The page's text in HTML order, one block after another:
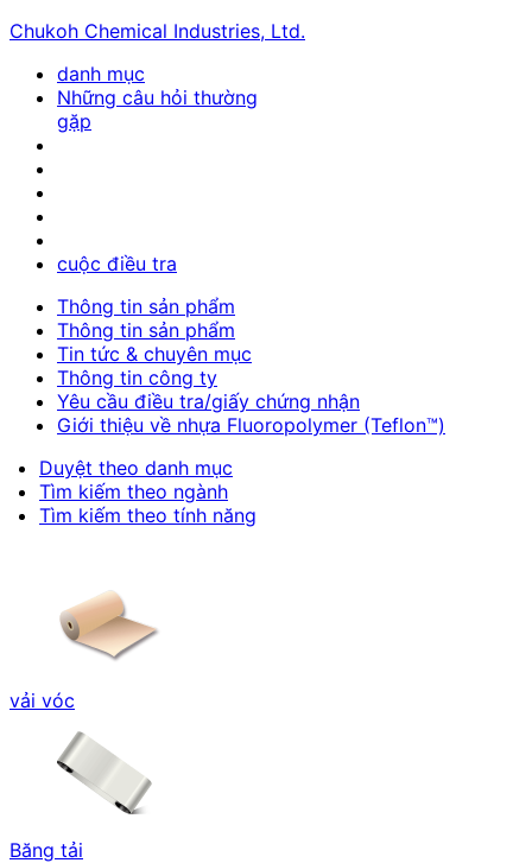
Chukoh Chemical Industries, Ltd.
danh mục
Những câu hỏi thường
gặp
cuộc điều tra
Thông tin sản phẩm
Thông tin sản phẩm
Tin tức & chuyên mục
Thông tin công ty
Yêu cầu điều tra/giấy chứng nhận
Giới thiệu về nhựa Fluoropolymer (Teflon™)
Duyệt theo danh mục
Tìm kiếm theo ngành
Tìm kiếm theo tính năng
vải vóc
Băng tải